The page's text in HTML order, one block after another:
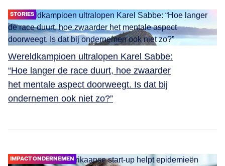
STORIES
Wereldkampioen ultralopen Karel Sabbe:
“Hoe langer de race duurt, hoe zwaarder
het mentale aspect doorweegt. Is dat bij
ondernemen ook niet zo?”
IMPACT ONDERNEMEN